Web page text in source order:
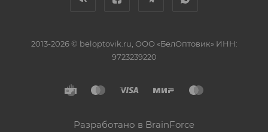
2013-2026 © beloptovik.ru, ООО «БелОптовик» ИНН:
9723239220
Разработано в BrainForce